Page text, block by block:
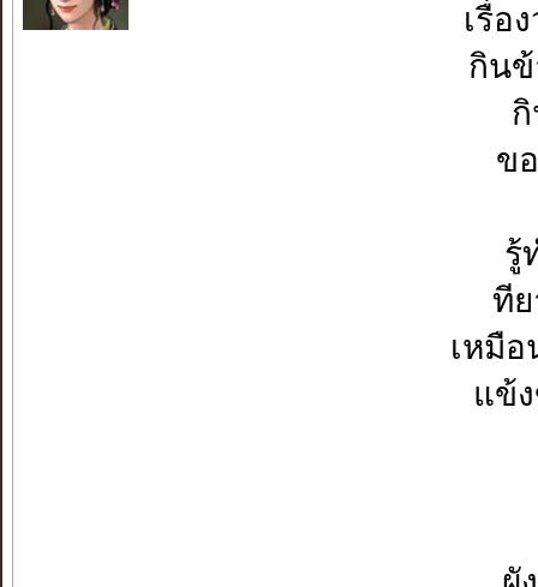
เรื่อ
กิน
ข
รู้
ที
เหมือ
แข้